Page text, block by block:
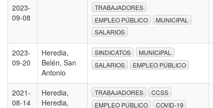
2023-
09-08
TRABAJADORES
EMPLEO PÚBLICO
MUNICIPAL
SALARIOS
2023-
09-20
Heredia,
Belén, San
Antonio
SINDICATOS
MUNICIPAL
SALARIOS
EMPLEO PÚBLICO
2021-
08-14
Heredia,
Heredia,
TRABAJADORES
CCSS
EMPLEO PÚBLICO
COVID-19